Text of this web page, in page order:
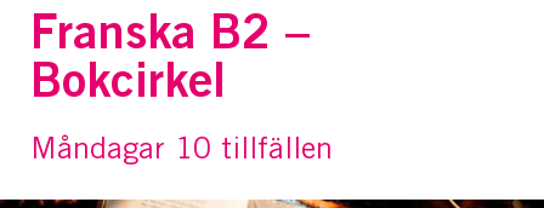
Franska B2 –
Bokcirkel
Måndagar 10 tillfällen